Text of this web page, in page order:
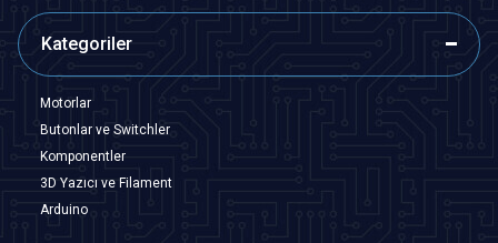
Kategoriler
Motorlar
Butonlar ve Switchler
Komponentler
3D Yazıcı ve Filament
Arduino